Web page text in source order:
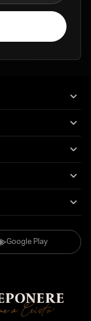
Google Play